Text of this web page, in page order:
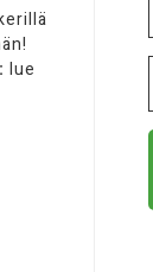
lue